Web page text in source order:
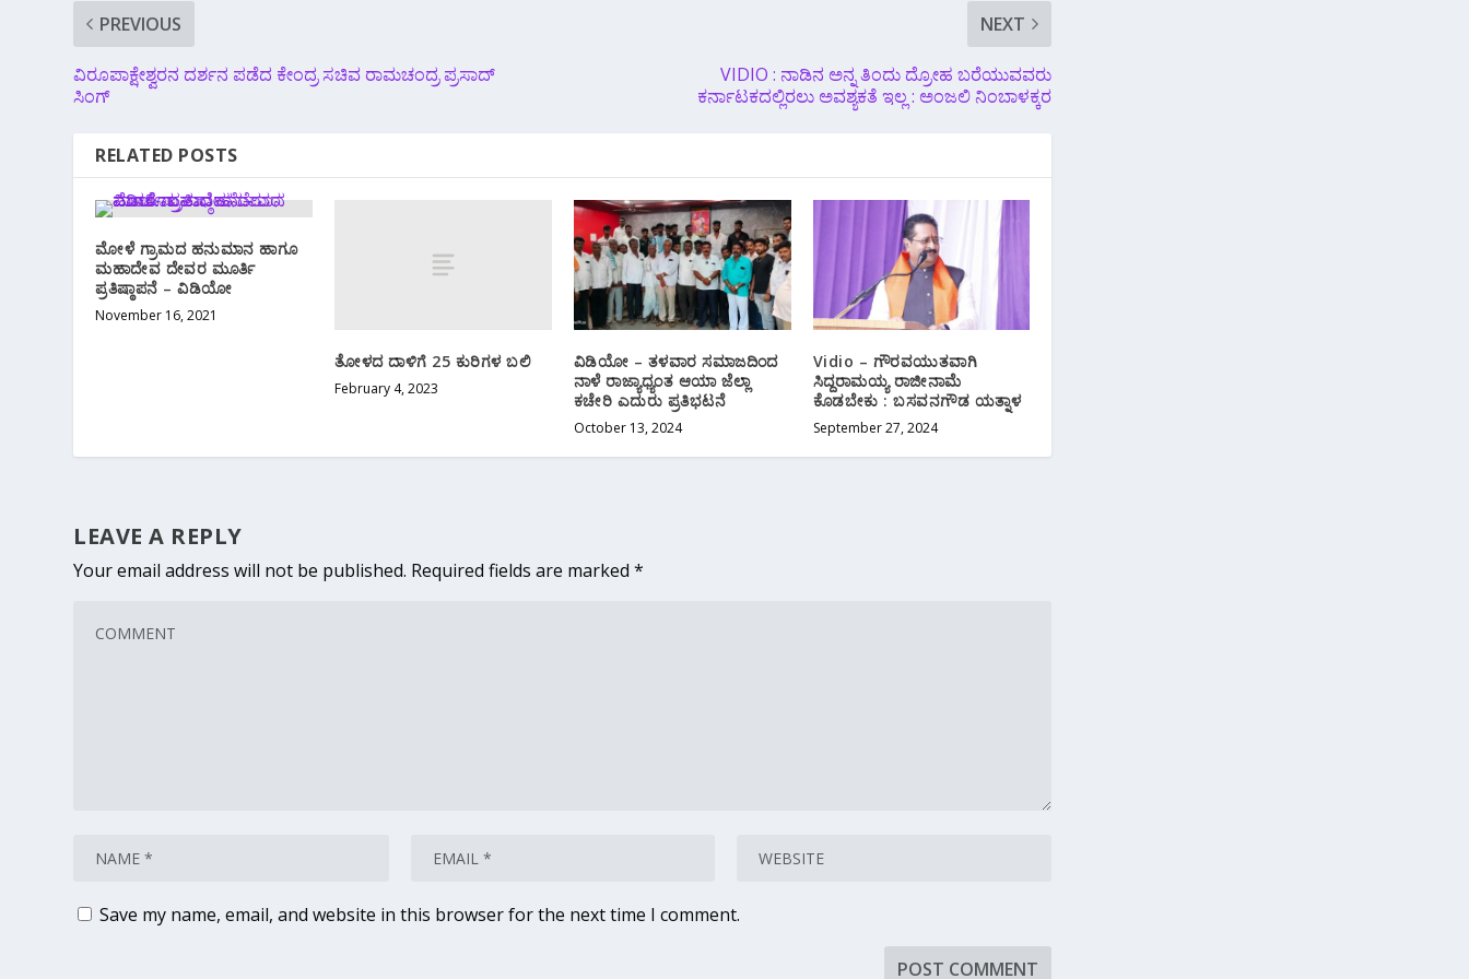
PREVIOUS
ವಿರೂಪಾಕ್ಷೇಶ್ವರನ ದರ್ಶನ ಪಡೆದ ಕೇಂದ್ರ ಸಚಿವ ರಾಮಚಂದ್ರ ಪ್ರಸಾದ್
ಸಿಂಗ್
NEXT
VIDIO : ನಾಡಿನ ಅನ್ನ ತಿಂದು ದ್ರೋಹ ಬರೆಯುವವರು
ಕರ್ನಾಟಕದಲ್ಲಿರಲು ಅವಶ್ಯಕತೆ ಇಲ್ಲ : ಅಂಜಲಿ‌ ನಿಂಬಾಳಕ್ಕರ
RELATED POSTS
ಮೋಳೆ ಗ್ರಾಮದ ಹನುಮಾನ ಹಾಗೂ
ಮಹಾದೇವ ದೇವರ ಮೂರ್ತಿ
ಪ್ರತಿಷ್ಠಾಪನೆ – ವಿಡಿಯೋ
November 16, 2021
ತೋಳದ ದಾಳಿಗೆ 25 ಕುರಿಗಳ ಬಲಿ
February 4, 2023
ವಿಡಿಯೋ – ತಳವಾರ ಸಮಾಜದಿಂದ
ನಾಳೆ ರಾಜ್ಯಾಧ್ಯಂತ ಆಯಾ ಜೆಲ್ಲಾ
ಕಚೇರಿ ಎದುರು ಪ್ರತಿಭಟನೆ
October 13, 2024
Vidio – ಗೌರವಯುತವಾಗಿ
ಸಿದ್ದರಾಮಯ್ಯ ರಾಜೀನಾಮೆ
ಕೊಡಬೇಕು : ಬಸವನಗೌಡ ಯತ್ನಾಳ
September 27, 2024
LEAVE A REPLY
Your email address will not be published. Required fields are marked*
Save my name, email, and website in this browser for the next time I comment.